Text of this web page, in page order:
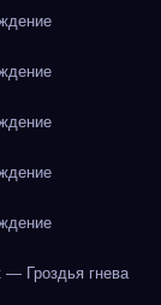
Гроздья гнева